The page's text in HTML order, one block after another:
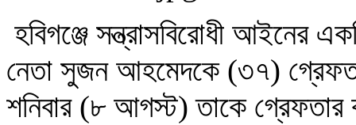
হবিগঞ্জে সন্ত্রাসবিরোধী আইনের
নেতা সুজন আহমেদকে (৩৭)
শনিবার (৮ আগস্ট) তাকে গ্রেফতার